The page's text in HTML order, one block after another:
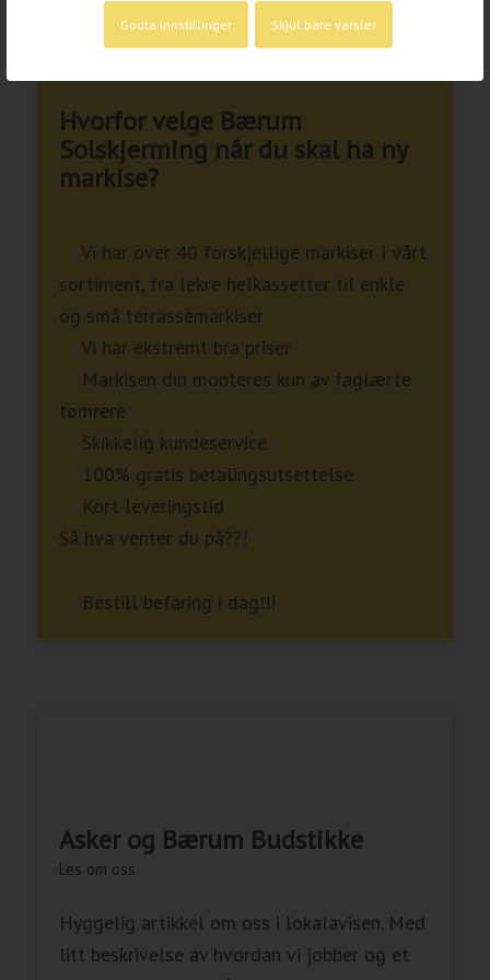
Godta innstillinger Skjul bare varsler
Hvorfor velge Bærum
Solskjerming når du skal ha ny
markise?
Vi har over 40 forskjellige markiser I vårt
sortiment, fra lekre helkassetter til enkle
og små terrassemarkiser
Vi har ekstremt bra priser
Markisen din monteres kun av faglærte
tømrere
Skikkelig kundeservice
100% gratis betalingsutsettelse
Kort leveringstid
Så hva venter du på??!
Bestill befaring i dag!!!
Asker og Bærum Budstikke
Les om oss
Hyggelig artikkel om oss i lokalavisen. Med
litt beskrivelse av hvordan vi jobber og et